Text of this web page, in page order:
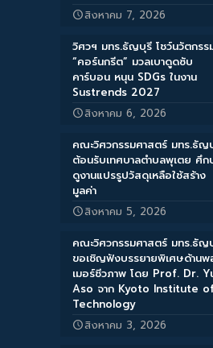
สิงหาคม 7, 2026
วิศวฯ มทร.ธัญบุรี โชว์นวัตกรร
“คอร์นกรีต” มวลเบาดูดซับ
คาร์บอน หนุน SDGs ในงาน
Sustrends 2027
สิงหาคม 6, 2026
คณะวิศวกรรมศาสตร์ มทร.ธัญ
ต้อนรับเทศบาลตำบลพุเตย ศึก
ดูงานแปรรูปวัสดุเหลือใช้สร้าง
มูลค่า
สิงหาคม 5, 2026
คณะวิศวกรรมศาสตร์ มทร.ธัญ
ขอเชิญฟังบรรยายพิเศษด้านพ
เมอร์ชีวภาพ โดย Prof. Dr.
Aso จาก Kyoto Institute
Technology
สิงหาคม 3, 2026